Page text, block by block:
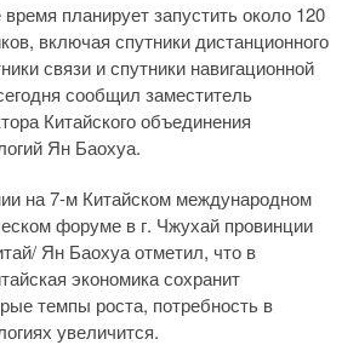
планирует запустить около 120
включая спутники дистанционного
связи и спутники навигационной
сообщил заместитель
Китайского объединения
Ян Баохуа.
на 7-м Китайском международном
форуме в г. Чжухай провинции
Ян Баохуа отметил, что в
экономика сохранит
темпы роста, потребность в
увеличится.